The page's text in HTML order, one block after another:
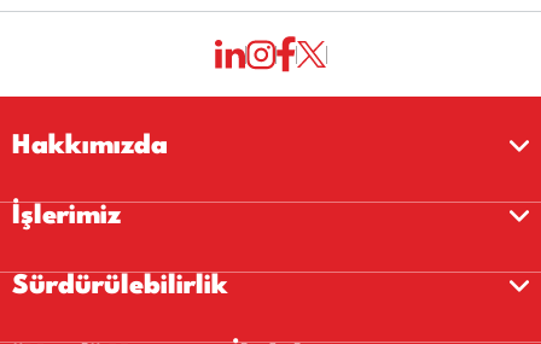
Hakkımızda
İşlerimiz
Sürdürülebilirlik